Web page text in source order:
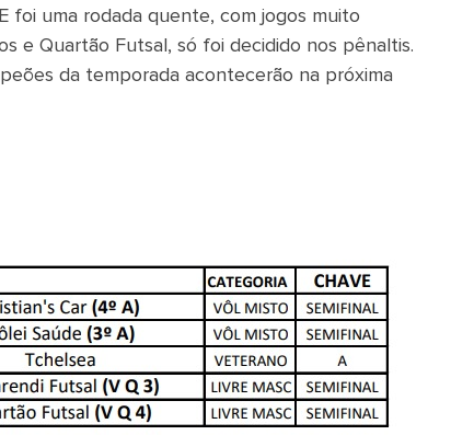
foi uma rodada quente, com jogos muito
e Quartão Futsal, só foi decidido nos pênaltis.
da temporada acontecerão na próxima